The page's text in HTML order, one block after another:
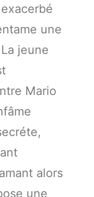
une
jeune
Mario
alors
une